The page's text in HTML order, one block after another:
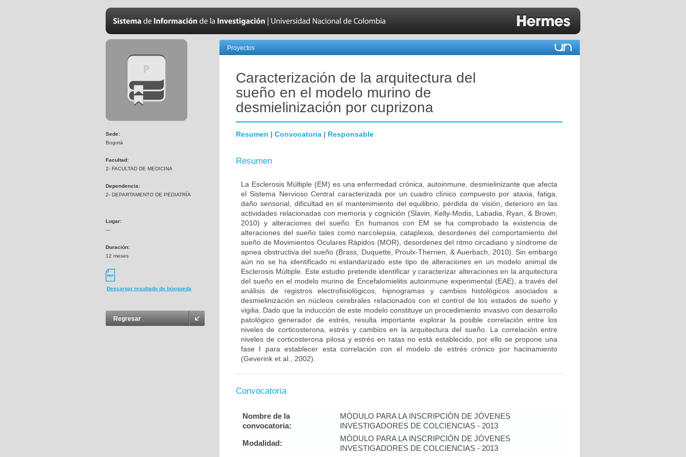
Sede:
Bogotá
Facultad:
2- FACULTAD DE MEDICINA
Dependencia:
2- DEPARTAMENTO DE PEDIATRÍA
Lugar:
---
Duración:
12 meses
Descargar resultado de búsqueda
Regresar
Proyectos
Caracterización de la arquitectura del
sueño en el modelo murino de
desmielinización por cuprizona
Resumen | Convocatoria | Responsable
Resumen
La Esclerosis Múltiple (EM) es una enfermedad crónica, autoinmune, desmielinizante que afecta
el Sistema Nervioso Central caracterizada por un cuadro clínico compuesto por ataxia, fatiga,
daño sensorial, dificultad en el mantenimiento del equilibrio, pérdida de visión, deterioro en las
actividades relacionadas con memoria y cognición (Slavin, Kelly-Modis, Labadia, Ryan, & Brown,
2010) y alteraciones del sueño. En humanos con EM se ha comprobado la existencia de
alteraciones del sueño tales como narcolepsia, cataplexia, desordenes del comportamiento del
sueño de Movimientos Oculares Rápidos (MOR), desordenes del ritmo circadiano y síndrome de
apnea obstructiva del sueño (Brass, Duquette, Proulx-Therrien, & Auerbach, 2010). Sin embargo
aún no se ha identificado ni estandarizado este tipo de alteraciones en un modelo animal de
Esclerosis Múltiple. Este estudio pretende identificar y caracterizar alteraciones en la arquitectura
del sueño en el modelo murino de Encefalomielitis autoinmune experimental (EAE), a través del
análisis de registros electrofisiológicos, hipnogramas y cambios histológicos asociados a
desmielinización en núcleos cerebrales relacionados con el control de los estados de sueño y
vigilia. Dado que la inducción de este modelo constituye un procedimiento invasivo con desarrollo
patológico generador de estrés, resulta importante explorar la posible correlación entre los
niveles de corticosterona, estrés y cambios en la arquitectura del sueño. La correlación entre
niveles de corticosterona pilosa y estrés en ratas no está establecido, por ello se propone una
fase I para establecer esta correlación con el modelo de estrés crónico por hacinamiento
(Geverink et al., 2002).
Convocatoria
Nombre de la
convocatoria:
MÓDULO PARA LA INSCRIPCIÓN DE JÓVENES
INVESTIGADORES DE COLCIENCIAS - 2013
Modalidad:
MÓDULO PARA LA INSCRIPCIÓN DE JÓVENES
INVESTIGADORES DE COLCIENCIAS - 2013